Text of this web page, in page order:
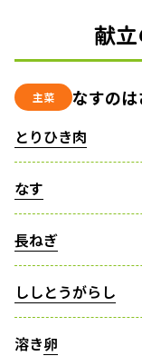
献立
主菜 なすの
とりひき肉
なす
長ねぎ
ししとうがらし
溶き卵